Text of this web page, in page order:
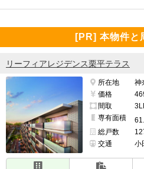
[PR] 本物件と
リーフィアレジデンス栗平テラス
所在地
神
価格
間取
専有面積
総戸数
交通
小